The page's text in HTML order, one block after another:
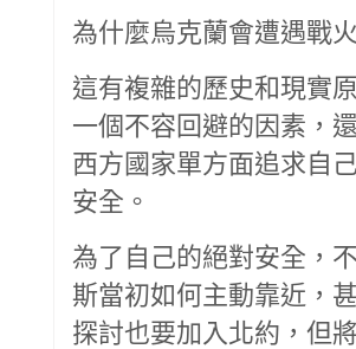
為什麼烏克蘭會遭遇戰
這有複雜的歷史和現實
一個不容回避的因素，
西方國家單方面追求自
安全。
為了自己的絕對安全，
斯當初如何主動靠近，
探討也要加入北約，但